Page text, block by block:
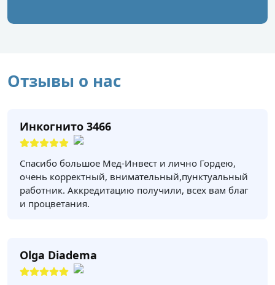
Отзывы о нас
Инкогнито 3466
Спасибо большое Мед-Инвест и лично Гордею,
очень корректный, внимательный,пунктуальный
работник. Аккредитацию получили, всех вам благ
и процветания.
Olga Diadema